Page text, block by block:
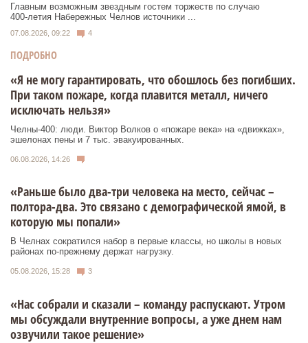
Главным возможным звездным гостем торжеств по случаю
400‑летия Набережных Челнов источники ...
07.08.2026, 09:22 4
ПОДРОБНО
«Я не могу гарантировать, что обошлось без погибших.
При таком пожаре, когда плавится металл, ничего
исключать нельзя»
Челны-400: люди. Виктор Волков о «пожаре века» на «движках»,
эшелонах пены и 7 тыс. эвакуированных.
06.08.2026, 14:26
«Раньше было два-три человека на место, сейчас –
полтора-два. Это связано с демографической ямой, в
которую мы попали»
В Челнах сократился набор в первые классы, но школы в новых
районах по-прежнему держат нагрузку.
05.08.2026, 15:28 3
«Нас собрали и сказали – команду распускают. Утром
мы обсуждали внутренние вопросы, а уже днем нам
озвучили такое решение»